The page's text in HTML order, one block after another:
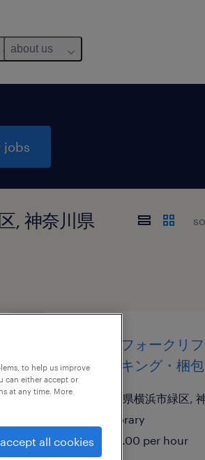
about us
jobs
, 神奈川県
その他のフォークリ
け・ピッキング・梱
神奈川県横浜市緑区,
temporary
¥1500.00 per hour
to help us improve
can either accept or
at any time. More
accept all cookies